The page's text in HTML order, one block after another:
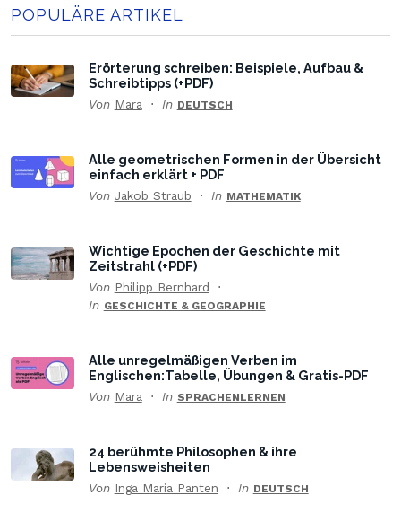
POPULÄRE ARTIKEL
Erörterung schreiben: Beispiele, Aufbau &
Schreibtipps (+PDF)
Von Mara In DEUTSCH
Alle geometrischen Formen in der Übersicht
einfach erklärt + PDF
Von Jakob Straub In MATHEMATIK
Wichtige Epochen der Geschichte mit
Zeitstrahl (+PDF)
Von Philipp Bernhard
In GESCHICHTE & GEOGRAPHIE
Alle unregelmäßigen Verben im
Englischen:Tabelle, Übungen & Gratis-PDF
Von Mara In SPRACHENLERNEN
24 berühmte Philosophen & ihre
Lebensweisheiten
Von Inga Maria Panten In DEUTSCH